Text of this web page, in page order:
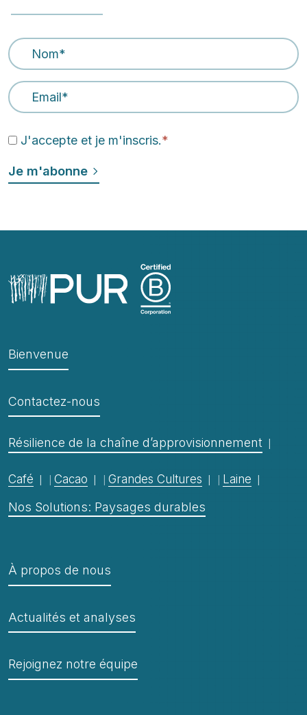
Nom *
Email Address
J'accepte et je m'inscris.*
Bienvenue
Contactez-nous
Résilience de la chaîne d’approvisionnement
Café Cacao Grandes Cultures Laine
Nos Solutions: Paysages durables
À propos de nous
Actualités et analyses
Rejoignez notre équipe